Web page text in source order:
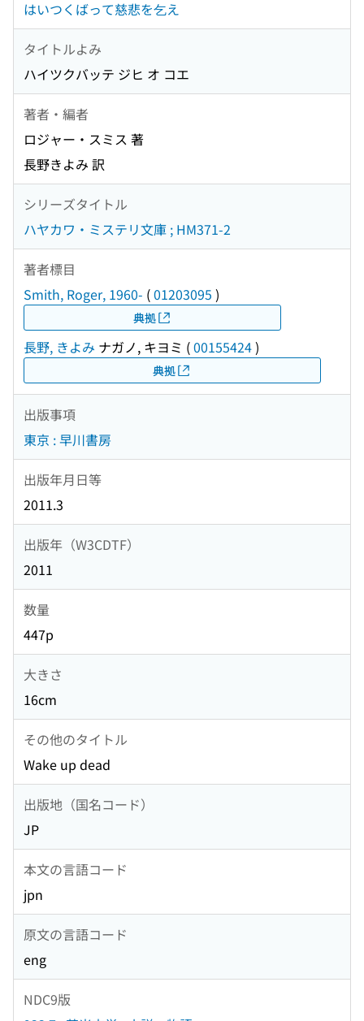
はいつくばって慈悲を乞え
タイトルよみ
ハイツクバッテ ジヒ オ コエ
著者・編者
ロジャー・スミス 著
長野きよみ 訳
シリーズタイトル
ハヤカワ・ミステリ文庫 ; HM371-2
著者標目
Smith, Roger, 1960- (01203095 )
典拠
長野, きよみ ナガノ, キヨミ (00155424)
典拠
出版事項
東京 : 早川書房
出版年月日等
2011.3
出版年（W3CDTF）
2011
数量
447p
大きさ
16cm
その他のタイトル
Wake up dead
出版地（国名コード）
JP
本文の言語コード
jpn
原文の言語コード
eng
NDC9版